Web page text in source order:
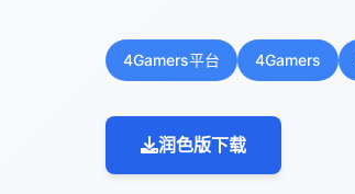
4Gamers平台 4Gamers
润色版下载